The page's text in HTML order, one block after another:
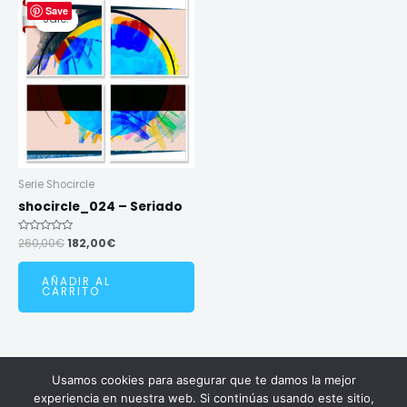
Save
Sale!
Sale!
Serie Shocircle
shocircle_024 – Seriado
Valorado
en
0
260,00€
price
was:
260,00€.
182,00€
price
is:
182,00€.
AÑADIR AL
CARRITO
Copyright © 2026 Carlosantanart | Powered by Carlosantanart
Usamos cookies para asegurar que te damos la mejor
experiencia en nuestra web. Si continúas usando este sitio,